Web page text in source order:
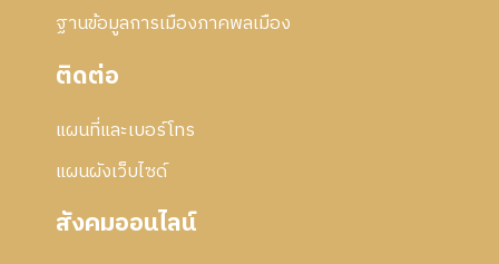
ฐานข้อมูลการเมืองภาคพลเมือง
ติดต่อ
แผนที่และเบอร์โทร
แผนผังเว็บไซด์
สังคมออนไลน์